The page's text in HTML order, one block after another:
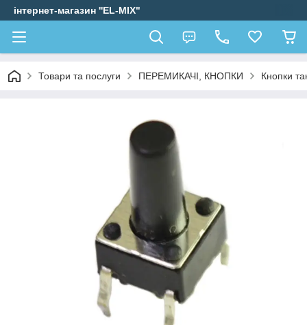
інтернет-магазин ''EL-MIX"
Товари та послуги ПЕРЕМИКАЧІ, КНОПКИ Кнопки